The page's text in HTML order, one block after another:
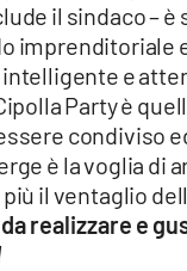
il sindaco – è
imprenditoriale
e
Party è
condiviso
è la voglia di
il ventaglio
realizzare e